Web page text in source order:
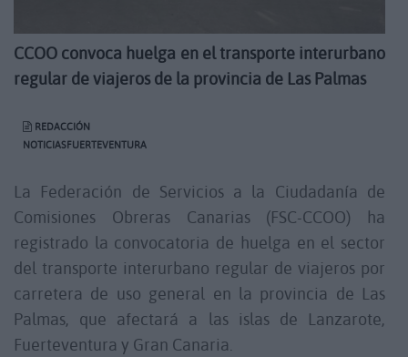
CCOO convoca huelga en el transporte interurbano
regular de viajeros de la provincia de Las Palmas
REDACCIÓN
NOTICIASFUERTEVENTURA
La Federación de Servicios a la Ciudadanía de
Comisiones Obreras Canarias (FSC-CCOO) ha
registrado la convocatoria de huelga en el sector
del transporte interurbano regular de viajeros por
carretera de uso general en la provincia de Las
Palmas, que afectará a las islas de Lanzarote,
Fuerteventura y Gran Canaria.